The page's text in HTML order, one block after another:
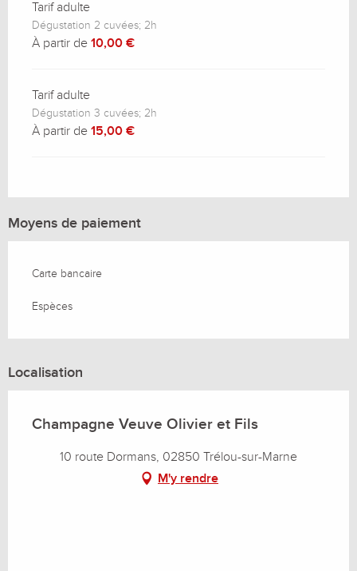
Tarif adulte
Dégustation 2 cuvées; 2h
À partir de 10,00 €
Tarif adulte
Dégustation 3 cuvées; 2h
À partir de 15,00 €
Moyens de paiement
Carte bancaire
Espèces
Localisation
Champagne Veuve Olivier et Fils
10 route Dormans, 02850 Trélou-sur-Marne
M'y rendre